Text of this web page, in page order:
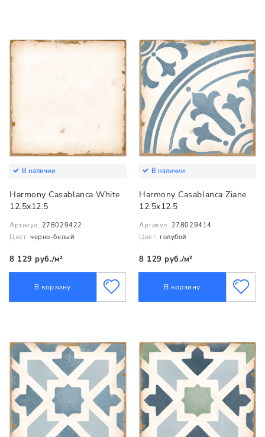
В наличии
Harmony Casablanca White
12.5x12.5
Артикул: 278029422
Цвет: черно-белый
8 129 руб./м²
В корзину
В наличии
Harmony Casablanca Ziane
12.5x12.5
Артикул: 278029414
Цвет: голубой
8 129 руб./м²
В корзину